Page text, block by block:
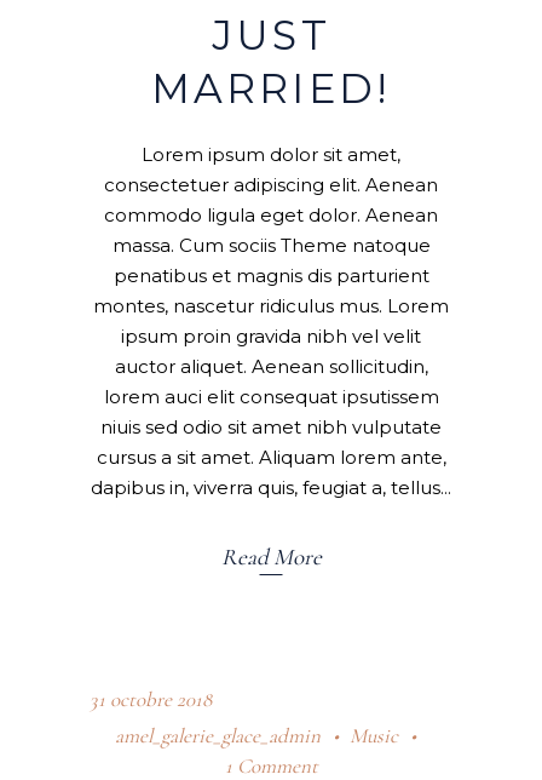
JUST
MARRIED!
Lorem ipsum dolor sit amet,
consectetuer adipiscing elit. Aenean
commodo ligula eget dolor. Aenean
massa. Cum sociis Theme natoque
penatibus et magnis dis parturient
montes, nascetur ridiculus mus. Lorem
ipsum proin gravida nibh vel velit
auctor aliquet. Aenean sollicitudin,
lorem auci elit consequat ipsutissem
niuis sed odio sit amet nibh vulputate
cursus a sit amet. Aliquam lorem ante,
dapibus in, viverra quis, feugiat a, tellus
Read More
31 octobre 2018
amel_galerie_glace_admin
Music
1 Comment